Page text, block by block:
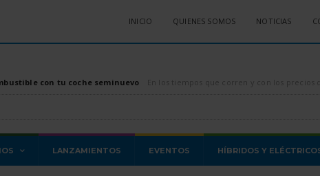
INICIO QUIENES SOMOS NOTICIAS
con tu coche seminuevo En los tiempos que corren y con los precios de los combustibles, tanto diésel como gasolina,
LANZAMIENTOS EVENTOS HÍBRIDOS Y